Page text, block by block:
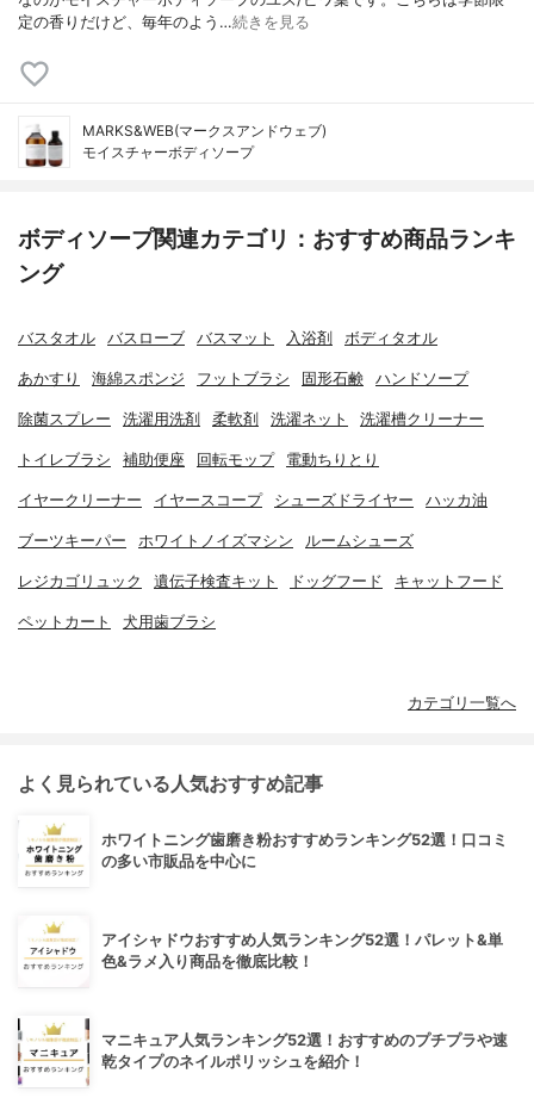
定の香りだけど、毎年のよう…続きを見る
MARKS&WEB(マークスアンドウェブ)
モイスチャーボディソープ
ボディソープ関連カテゴリ：おすすめ商品ランキ
ング
バスタオル バスローブ バスマット 入浴剤 ボディタオル
あかすり 海綿スポンジ フットブラシ 固形石鹸 ハンドソープ
除菌スプレー 洗濯用洗剤 柔軟剤 洗濯ネット 洗濯槽クリーナー
トイレブラシ 補助便座 回転モップ 電動ちりとり
イヤークリーナー イヤースコープ シューズドライヤー ハッカ油
ブーツキーパー ホワイトノイズマシン ルームシューズ
レジカゴリュック 遺伝子検査キット ドッグフード キャットフード
ペットカート 犬用歯ブラシ
カテゴリ一覧へ
よく見られている人気おすすめ記事
ホワイトニング歯磨き粉おすすめランキング52選！口コミ
の多い市販品を中心に
アイシャドウおすすめ人気ランキング52選！パレット&単
色&ラメ入り商品を徹底比較！
マニキュア人気ランキング52選！おすすめのプチプラや速
乾タイプのネイルポリッシュを紹介！